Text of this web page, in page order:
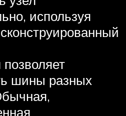
используя
позволяет
шины разных